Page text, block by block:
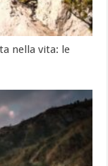
nella vita: le